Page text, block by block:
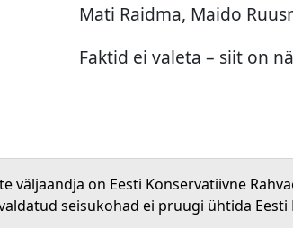
Mati Raidma, Maido
Faktid ei valeta – siit on
väljaandja on Eesti Konservatiivne
seisukohad ei pruugi ühtida